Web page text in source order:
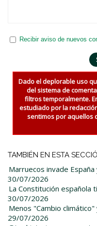
Recibir aviso de nuevos
Dado el deplorable uso
del sistema de
filtros temporalmente.
estudiado por la
sentimos por aquellos
TAMBIÉN EN ESTA
Marruecos invade
30/07/2026
La Constitución española
30/07/2026
Menos "Cambio
29/07/2026